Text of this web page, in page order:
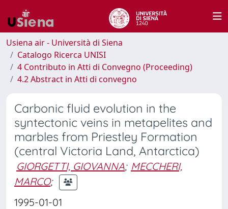
Usiena air - Università di Siena
Catalogo Ricerca UNISI
4 Contributo in Atti di Convegno (Proceeding)
4.2 Abstract in Atti di convegno
Carbonic fluid evolution in the
syntectonic veins in metapelites and
marbles from Priestley Formation
(central Victoria Land, Antarctica)
GIORGETTI, GIOVANNA; MECCHERI,
MARCO;
1995-01-01